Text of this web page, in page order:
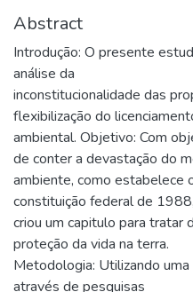
Abstract
Introdução: O presente
análise da
inconstitucionalidade das
flexibilização do
ambiental. Objetivo: Com
de conter a devastação do
ambiente, como estabelece
constituição federal de
criou um capitulo para tratar
proteção da vida na terra.
Metodologia: Utilizando
através de pesquisas